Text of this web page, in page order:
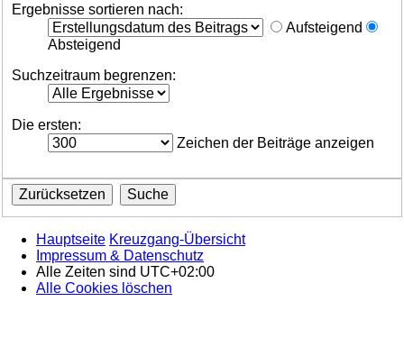
Ergebnisse sortieren nach:
Aufsteigend
Absteigend
Suchzeitraum begrenzen:
Die ersten:
Zeichen der Beiträge anzeigen
Hauptseite Kreuzgang-Übersicht
Impressum & Datenschutz
Alle Zeiten sind UTC+02:00
Alle Cookies löschen